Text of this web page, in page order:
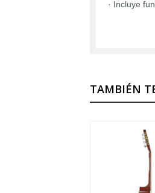
· Incluye
TAMBIÉN